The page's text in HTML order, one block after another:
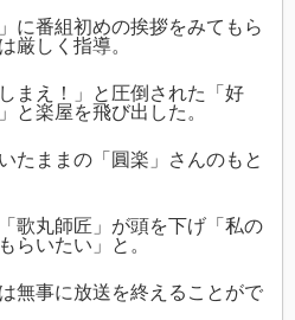
に番組初めの挨拶をみてもら
厳しく指導。
まえ！」と圧倒された「好
と楽屋を飛び出した。
たままの「圓楽」さんのもと
歌丸師匠」が頭を下げ「私の
らいたい」と。
無事に放送を終えることがで